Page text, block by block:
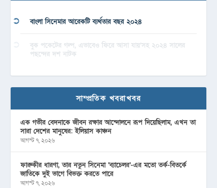
বাংলা সিনেমার আরেকটি ব্যর্থতার বছর ২০২৪
বুক পকেটের গল্প, এভাবেও ফিরে আসা যায়’সহ ২০২৪ সালের
পছন্দের দশ নাটক
সাম্প্রতিক খবরাখবর
এক গভীর বেদনাকে জীবন রক্ষার আন্দোলনে রূপ দিয়েছিলাম, এখন তা
সারা দেশের মানুষের: ইলিয়াস কাঞ্চন
আগস্ট ৭, ২০২৬
ফারুকীর ধারণা, তার নতুন সিনেমা ‘ব্যাচেলর’-এর মতো তর্ক-বিতর্কে
জাতিকে দুই ভাগে বিভক্ত করতে পারে
আগস্ট ৭, ২০২৬